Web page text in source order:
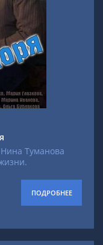
Туманова
ПОДРОБНЕЕ